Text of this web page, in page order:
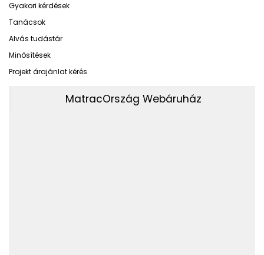
Gyakori kérdések
Tanácsok
Alvás tudástár
Minősítések
Projekt árajánlat kérés
MatracOrszág Webáruház